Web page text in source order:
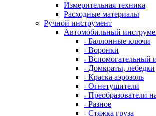
Измерительная техника
Расходные материалы
Ручной инструмент
Автомобильный
- Баллонные ключи
- Воронки
- Вспомогательный
- Домкраты, лебедки
- Краска аэрозоль
- Огнетушители
- Преобразователи
- Разное
- Стяжка груза